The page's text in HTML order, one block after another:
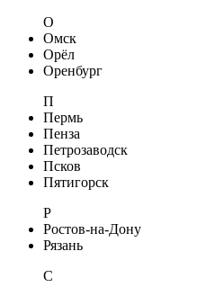
О
Омск
Орёл
Оренбург
П
Пермь
Пенза
Петрозаводск
Псков
Пятигорск
Р
Ростов-на-Дону
Рязань
С